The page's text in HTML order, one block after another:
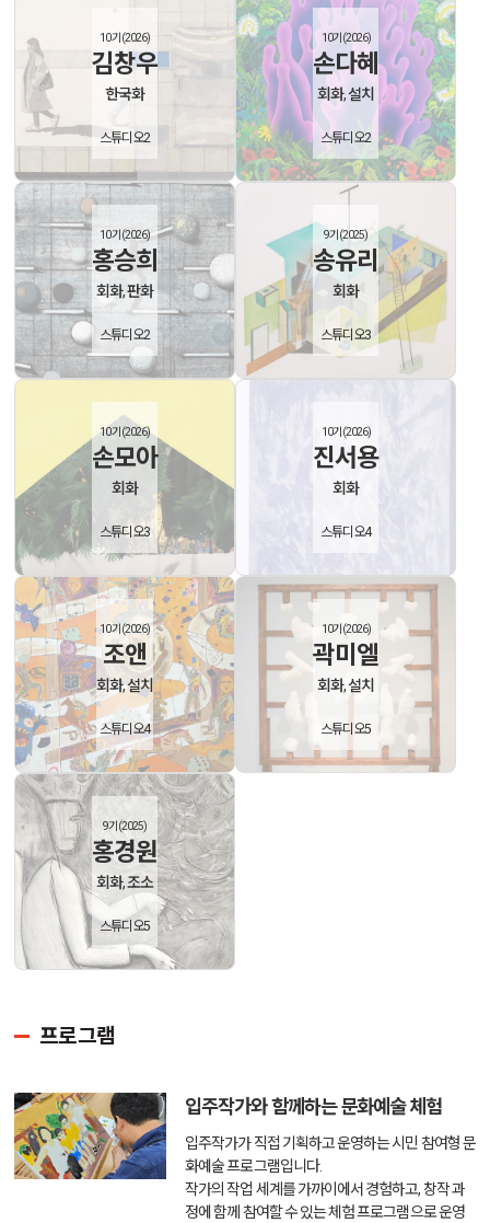
10기(2026)
김창우
한국화
스튜디오2
10기(2026)
손다혜
회화, 설치
스튜디오2
10기(2026)
홍승희
회화, 판화
스튜디오2
9기(2025)
송유리
회화
스튜디오3
10기(2026)
손모아
회화
스튜디오3
10기(2026)
진서용
회화
스튜디오4
10기(2026)
조앤
회화, 설치
스튜디오4
10기(2026)
곽미엘
회화, 설치
스튜디오5
9기(2025)
홍경원
회화, 조소
스튜디오5
프로그램
입주작가와 함께하는 문화예술 체험
입주작가가 직접 기획하고 운영하는 시민 참여형 문
화예술 프로그램입니다.
작가의 작업 세계를 가까이에서 경험하고, 창작 과
정에 함께 참여할 수 있는 체험 프로그램으로 운영